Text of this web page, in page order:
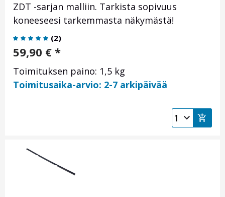
ZDT -sarjan malliin. Tarkista sopivuus
koneeseesi tarkemmasta näkymästä!
(2)
59,90 € *
Toimituksen paino: 1,5 kg
Toimitusaika-arvio: 2-7 arkipäivää